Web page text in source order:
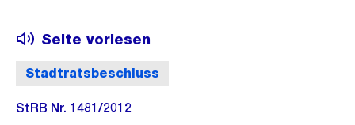
Stadtratsbeschluss
Seite vorlesen
StRB Nr. 1481/2012